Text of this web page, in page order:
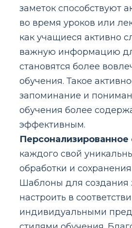
заметок способствуют
во время уроков или
как учащиеся активно
важную информацию
становятся более
обучения. Такое
запоминание и
обучения более
эффективным.
Персонализированное
каждого свой
обработки и
Шаблоны для создания
настроить в
индивидуальными